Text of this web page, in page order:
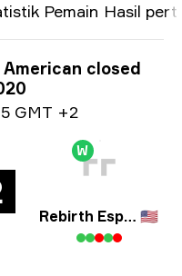
Pemain Hasil
American closed
GMT +2
W
Rebirth Esports 🇺🇸